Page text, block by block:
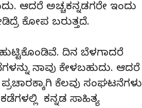
ಆದರೆ ಅಚ್ಚಕನ್ನಡಗರೇ ಇಂದು
ಕೋಪ ಬರುತ್ತದೆ.
ದಿನ ಬೆಳಗಾದರೆ
ನಾವು ಕೇಳಬಹುದು. ಆದರೆ
ಕೆಲವು ಸಂಘಟನೆಗಳು
ಕನ್ನಡ ಸಾಹಿತ್ಯ